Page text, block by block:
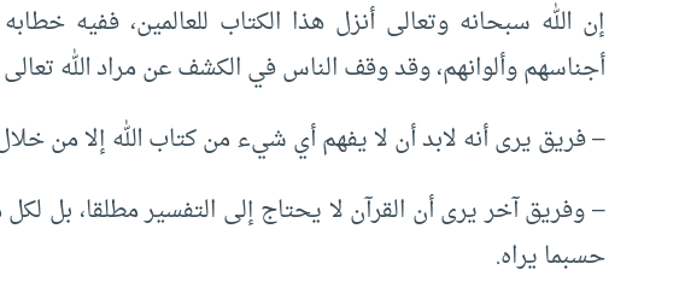
إن الله سبحانه وتعالى أنزل هذا الكتاب للعالمين، ففيه
أجناسهم وألوانهم، وقد وقف الناس في الكشف عن مراد الله
– فريق يرى أنه لابد أن لا يفهم أي شيء من كتاب الله إلا من
– وفريق آخر يرى أن القرآن لا يحتاج إلى التفسير مطلقا، بل
حسبما يراه.